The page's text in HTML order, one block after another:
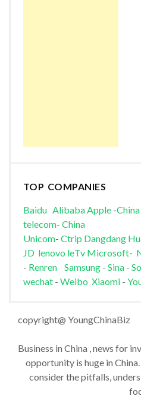
TOP COMPANIES
Baidu AlibabaApple-
telecom- China
Unicom- Ctrip Dangdang
JD lenovo leTv Microsoft-
- Renren Samsung- Sina-
wechat - Weibo Xiaomi-
copyright@ YoungChinaBiz
Business in China , news for
opportunity is huge in
consider the pitfalls,